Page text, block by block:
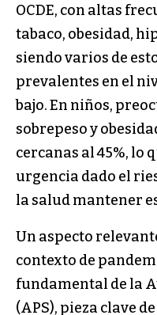
OCDE, con altas
tabaco, obesidad,
siendo varios de
prevalentes en el
bajo. En niños,
sobrepeso y
cercanas al 45%, lo
urgencia dado el
la salud mantener
Un aspecto
contexto de
fundamental de la
(APS), pieza clave